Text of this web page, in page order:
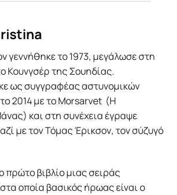
γεννήθηκε το 1973, μεγάλωσε στη
Κουνγσέρ της Σουηδίας.
ως συγγραφέας αστυνομικών
2014 με το Morsarvet (Η
και στη συνέχεια έγραψε
με τον Τόμας Έρικσον, τον σύζυγό
πρώτο βιβλίο μιας σειράς
οποία βασικός ήρωας είναι ο